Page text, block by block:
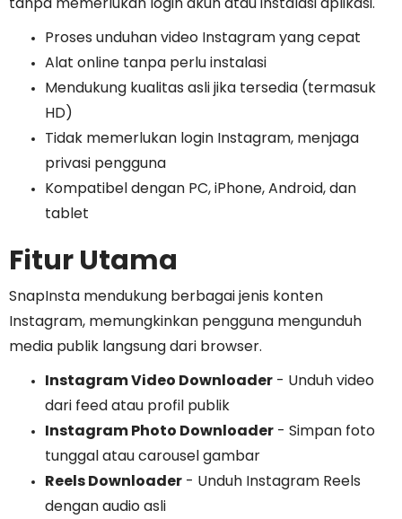
tanpa memerlukan login akun atau instalasi aplikasi.
Proses unduhan video Instagram yang cepat
Alat online tanpa perlu instalasi
Mendukung kualitas asli jika tersedia (termasuk
HD)
Tidak memerlukan login Instagram, menjaga
privasi pengguna
Kompatibel dengan PC, iPhone, Android, dan
tablet
Fitur Utama
SnapInsta mendukung berbagai jenis konten
Instagram, memungkinkan pengguna mengunduh
media publik langsung dari browser.
Instagram Video Downloader - Unduh video
dari feed atau profil publik
Instagram Photo Downloader - Simpan foto
tunggal atau carousel gambar
Reels Downloader - Unduh Instagram Reels
dengan audio asli